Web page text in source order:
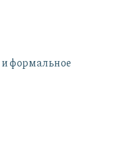
формальное